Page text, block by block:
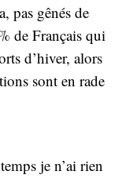
pas gênés de
de Français qui
d’hiver, alors
sont en rade
je n’ai rien